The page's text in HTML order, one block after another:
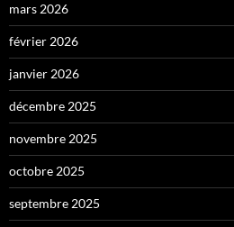
mars 2026
février 2026
janvier 2026
décembre 2025
novembre 2025
octobre 2025
septembre 2025